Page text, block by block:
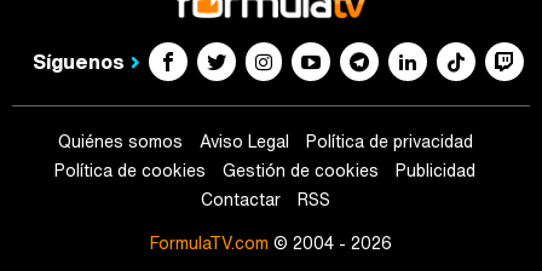
Síguenos
Quiénes somos Aviso Legal
Política de privacidad
Política de cookies
Gestión de cookies
Publicidad
Contactar
RSS
FormulaTV.com © 2004 - 2026